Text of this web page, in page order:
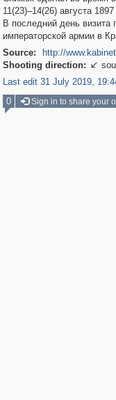
11(23)–14(26) августа 1897
В последний день визита
императорской армии в
Source:
http://
Shooting direction: 
Last edit 31 July 2019,
0
Sign in to share your